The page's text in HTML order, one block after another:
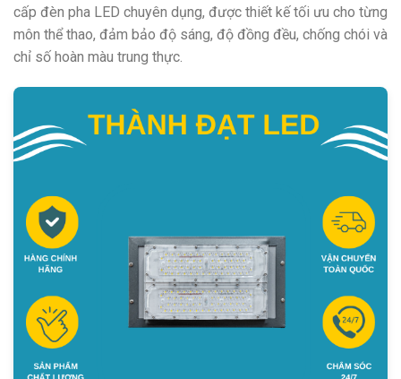
cấp đèn pha LED chuyên dụng, được thiết kế tối ưu cho từng
môn thể thao, đảm bảo độ sáng, độ đồng đều, chống chói và
chỉ số hoàn màu trung thực.